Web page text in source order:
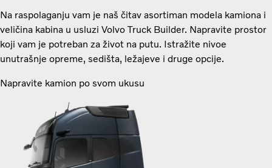
Na raspolaganju vam je naš čitav asortiman modela kamiona i
veličina kabina u usluzi Volvo Truck Builder. Napravite prostor
koji vam je potreban za život na putu. Istražite nivoe
unutrašnje opreme, sedišta, ležajeve i druge opcije.
Napravite kamion po svom ukusu